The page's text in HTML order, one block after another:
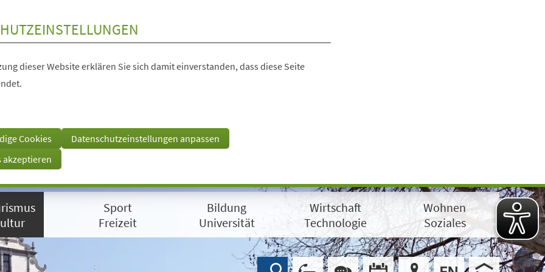
dieser Website erklären Sie sich damit einverstanden, dass diese Seite
Cookies
Datenschutzeinstellungen anpassen
akzeptieren
Sport
Freizeit
Bildung
Universität
Wirtschaft
Technologie
Wohnen
Soziales